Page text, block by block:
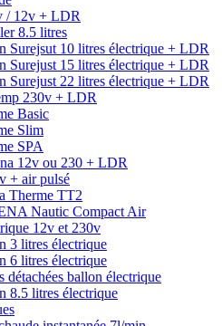
/ 12v + LDR
8.5 litres
Surejsut 10 litres électrique + LDR
Surejust 15 litres électrique + LDR
Surejust 22 litres électrique + LDR
230v + LDR
Basic
Slim
SPA
12v ou 230 + LDR
+ air pulsé
Therme TT2
Nautic Compact Air
12v et 230v
3 litres électrique
6 litres électrique
détachées ballon électrique
8.5 litres électrique